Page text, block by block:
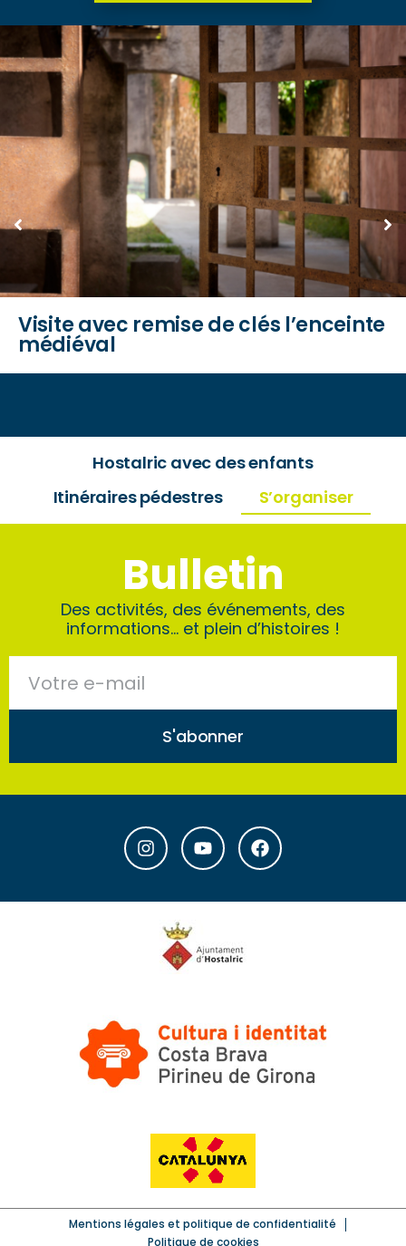
Visite avec remise de clés l’enceinte
médiéval
Hostalric avec des enfants
Itinéraires pédestres
S’organiser
Bulletin
Des activités, des événements, des
informations… et plein d’histoires !
S'abonner
Mentions légales et politique de confidentialité
Politique de cookies